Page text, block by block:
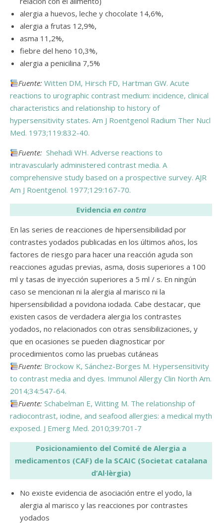
alergia a huevos, leche y chocolate 14,6%,
alergia a frutas 12,9%,
asma 11,2%,
fiebre del heno 10,3%,
alergia a penicilina 7,5%
Fuente: Witten DM, Hirsch FD, Hartman GW. Acute
reactions to urographic contrast medium: incidence, clinical
characteristics and relationship to history of
hypersensitivity states. Am J Roentgenol Radium Ther Nucl
Med. 1973;119:832-40.
Fuente: Shehadi WH. Adverse reactions to
intravascularly administered contrast media. A
comprehensive study based on a prospective survey. AJR
Am J Roentgenol. 1977;129:167-70.
Evidenciaen contra
En las series de reacciones de hipersensibilidad por
contrastes yodados publicadas en los últimos años, los
factores de riesgo para hacer una reacción aguda son
reacciones agudas previas, asma, dosis superiores a 100
ml y tasas de inyección superiores a 5 ml / s. En ningún
caso se mencionan ni la alergia al marisco ni la
hipersensibilidad a povidona iodada. Cabe destacar, que
existen casos de verdadera alergia los contrastes
yodados, no relacionados con otras sensibilizaciones, y
que en ocasiones se pueden diagnosticar por
procedimientos como las pruebas cutáneas
Fuente: Brockow K, Sánchez-Borges M. Hypersensitivity
to contrast media and dyes. Immunol Allergy Clin North Am.
2014;34:547-64.
Fuente: Schabelman E, Witting M. The relationship of
radiocontrast, iodine, and seafood allergies: a medical myth
exposed. J Emerg Med. 2010;39:701-7
Posicionamiento del Comité de Alergia a
medicamentos (CAF) de la SCAIC (Societat catalana
d’Al·lèrgia)
No existe evidencia de asociación entre el yodo, la
alergia al marisco y las reacciones por contrastes
yodados